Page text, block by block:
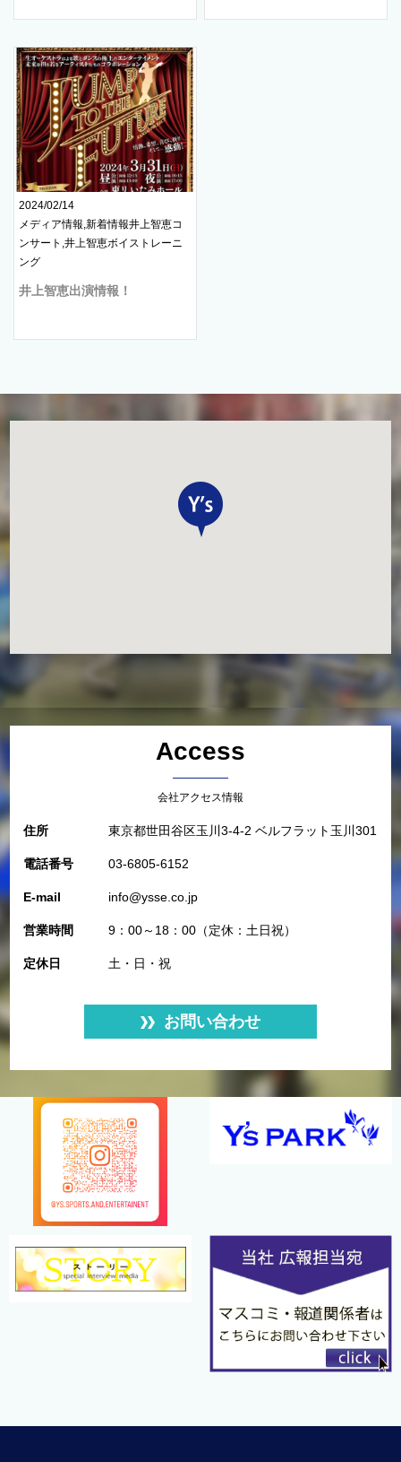
2024/02/14
メディア情報,新着情報井上智恵コ
ンサート,井上智恵ボイストレーニ
ング
井上智恵出演情報！
Access
会社アクセス情報
住所 東京都世田谷区玉川3-4-2 ベルフラット玉川301
電話番号 03-6805-6152
E-mail info@ysse.co.jp
営業時間 9：00～18：00（定休：土日祝）
定休日 土・日・祝
お問い合わせ